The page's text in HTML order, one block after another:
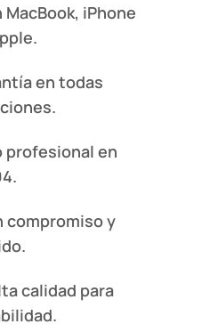
iPhone
en todas
en
compromiso y
calidad para